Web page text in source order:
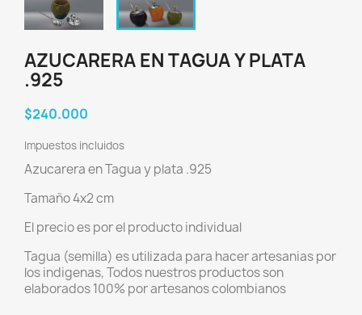
AZUCARERA EN TAGUA Y PLATA
.925
$240.000
Impuestos incluidos
Azucarera en Tagua y plata .925
Tamaño 4x2 cm
El precio es por el producto individual
Tagua (semilla) es utilizada para hacer artesanias por
los indigenas, Todos nuestros productos son
elaborados 100% por artesanos colombianos